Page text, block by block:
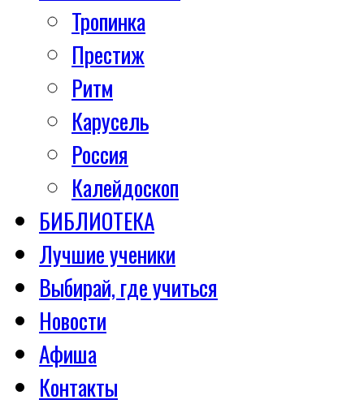
Тропинка
Престиж
Ритм
Карусель
Россия
Калейдоскоп
БИБЛИОТЕКА
Лучшие ученики
Выбирай, где учиться
Новости
Афиша
Контакты